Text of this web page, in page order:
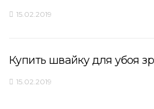
15.02.2019
Купить швайку для убоя
15.02.2019